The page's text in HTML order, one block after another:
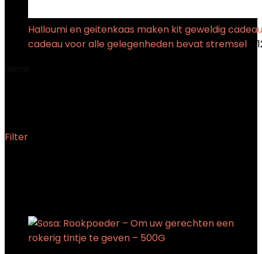
Halloumi en geitenkaas maken kit geweldig
cadeau voor alle gelegenheden bevat stremsel
Filter